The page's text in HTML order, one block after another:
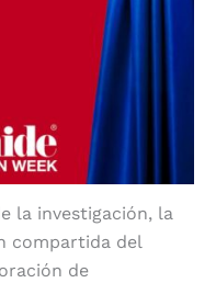
la investigación, la
compartida del
de